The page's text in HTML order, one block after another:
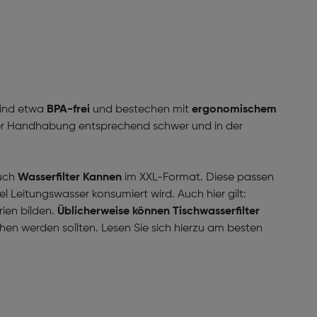
etwa BPA-frei und bestechen mit ergonomischem
Handhabung entsprechend schwer und in der
Wasserfilter Kannen im XXL-Format. Diese passen
Leitungswasser konsumiert wird. Auch hier gilt:
bilden. Üblicherweise können Tischwasserfilter
werden sollten. Lesen Sie sich hierzu am besten